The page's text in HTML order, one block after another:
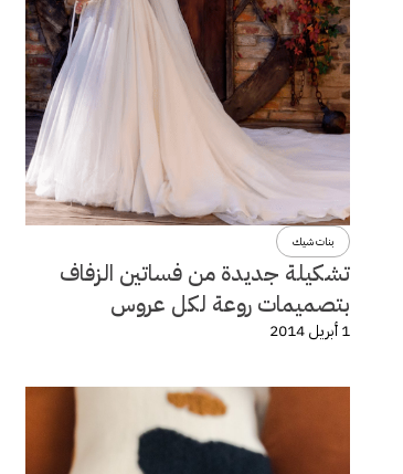
بنات شيك
تشكيلة جديدة من فساتين الزفاف
بتصميمات روعة لكل عروس
1 أبريل 2014